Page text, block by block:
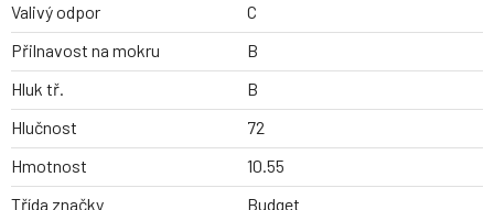
Valivý odpor
C
Přilnavost na mokru
B
Hluk tř.
B
Hlučnost
72
Hmotnost
10.55
Třída značky
Budget